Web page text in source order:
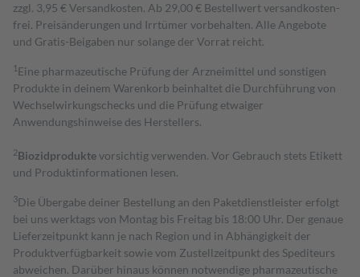
zzgl. 3,95 € Versandkosten. Ab 29,00 € Bestell­wert versand­kosten­
frei. Preisänderungen und Irrtümer vorbehalten. Alle Angebote
und Gratis-Beigaben nur solange der Vorrat reicht.
1 Eine pharmazeutische Prüfung der Arzneimittel und sonstigen
Produkte in deinem Warenkorb beinhaltet die Durchführung von
Wechselwirkungschecks und die Prüfung etwaiger
Anwendungshinweise des Herstellers.
2Biozidproduktevorsichtig verwenden. Vor Gebrauch stets Etikett
und Produktinformationen lesen.
3Die Übergabe deiner Bestellung an den Paketdienstleister erfolgt
bei uns werktags von Montag bis Freitag bis 18:00 Uhr. Der genaue
Lieferzeitpunkt kann je nach Region und in Abhängigkeit der
Produktverfügbarkeit sowie vom Zustellzeitpunkt des Spediteurs
abweichen. Darüber hinaus können notwendige pharmazeutische